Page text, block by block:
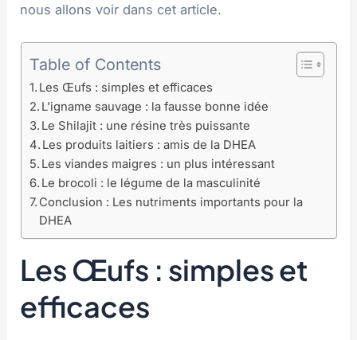
nous allons voir dans cet article.
Table of Contents
Les Œufs : simples et efficaces
L’igname sauvage : la fausse bonne idée
Le Shilajit : une résine très puissante
Les produits laitiers : amis de la DHEA
Les viandes maigres : un plus intéressant
Le brocoli : le légume de la masculinité
Conclusion : Les nutriments importants pour la
DHEA
Les Œufs : simples et
efficaces